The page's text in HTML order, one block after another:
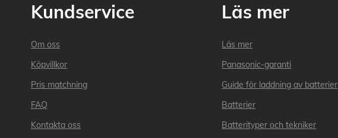
Kundservice
Om oss
Köpvillkor
Pris matchning
FAQ
Kontakta oss
Läs mer
Läs mer
Panasonic-garanti
Guide för laddning av batterier
Batterier
Batterityper och tekniker